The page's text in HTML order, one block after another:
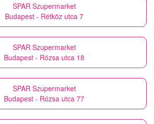
SPAR Szupermarket
Budapest - Rétköz utca 7
SPAR Szupermarket
Budapest - Rózsa utca 18
SPAR Szupermarket
Budapest - Rózsa utca 77